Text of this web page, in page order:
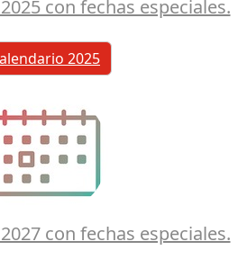
con fechas especiales.
2025
con fechas especiales.